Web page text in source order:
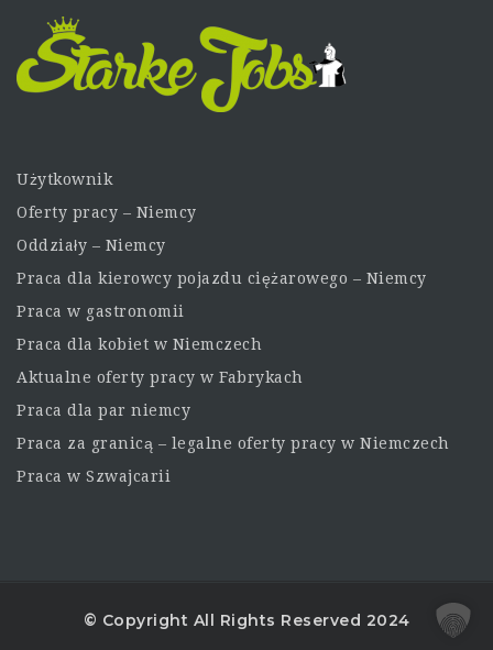
Użytkownik
Oferty pracy – Niemcy
Oddziały – Niemcy
Praca dla kierowcy pojazdu ciężarowego – Niemcy
Praca w gastronomii
Praca dla kobiet w Niemczech
Aktualne oferty pracy w Fabrykach
Praca dla par niemcy
Praca za granicą – legalne oferty pracy w Niemczech
Praca w Szwajcarii
© Copyright All Rights Reserved 2024